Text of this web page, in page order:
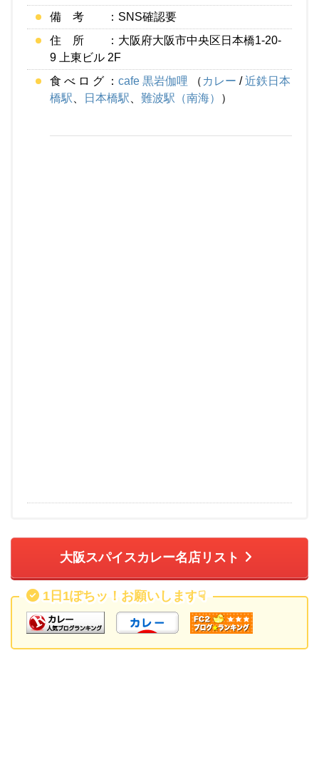
備 考 ：SNS確認要
住 所 ：大阪府大阪市中央区日本橋1-20-
9 上東ビル 2F
食 べ ロ グ ： cafe 黒岩伽哩 （ カレー /近鉄日本
橋駅
日本橋駅 難波駅（南海） ）
大阪スパイスカレー名店リスト
1日1ぽちッ！お願いします☟